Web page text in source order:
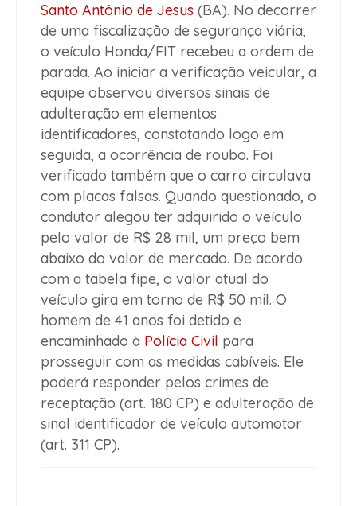
Santo Antônio de Jesus (BA). No decorrer
de uma fiscalização de segurança viária,
o veículo Honda/FIT recebeu a ordem de
parada. Ao iniciar a verificação veicular, a
equipe observou diversos sinais de
adulteração em elementos
identificadores, constatando logo em
seguida, a ocorrência de roubo. Foi
verificado também que o carro circulava
com placas falsas. Quando questionado, o
condutor alegou ter adquirido o veículo
pelo valor de R$ 28 mil, um preço bem
abaixo do valor de mercado. De acordo
com a tabela fipe, o valor atual do
veículo gira em torno de R$ 50 mil. O
homem de 41 anos foi detido e
encaminhado à Polícia Civil para
prosseguir com as medidas cabíveis. Ele
poderá responder pelos crimes de
receptação (art. 180 CP) e adulteração de
sinal identificador de veículo automotor
(art. 311 CP).